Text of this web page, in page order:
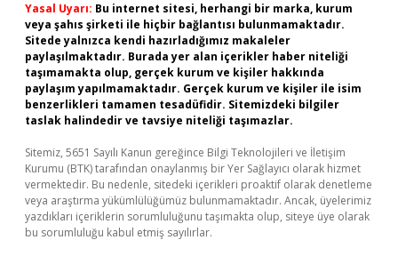
Yasal Uyarı: Bu internet sitesi, herhangi bir marka, kurum
veya şahıs şirketi ile hiçbir bağlantısı bulunmamaktadır.
Sitede yalnızca kendi hazırladığımız makaleler
paylaşılmaktadır. Burada yer alan içerikler haber niteliği
taşımamakta olup, gerçek kurum ve kişiler hakkında
paylaşım yapılmamaktadır. Gerçek kurum ve kişiler ile isim
benzerlikleri tamamen tesadüfidir. Sitemizdeki bilgiler
taslak halindedir ve tavsiye niteliği taşımazlar.
Sitemiz, 5651 Sayılı Kanun gereğince Bilgi Teknolojileri ve İletişim
Kurumu (BTK) tarafından onaylanmış bir Yer Sağlayıcı olarak hizmet
vermektedir. Bu nedenle, sitedeki içerikleri proaktif olarak denetleme
veya araştırma yükümlülüğümüz bulunmamaktadır. Ancak, üyelerimiz
yazdıkları içeriklerin sorumluluğunu taşımakta olup, siteye üye olarak
bu sorumluluğu kabul etmiş sayılırlar.